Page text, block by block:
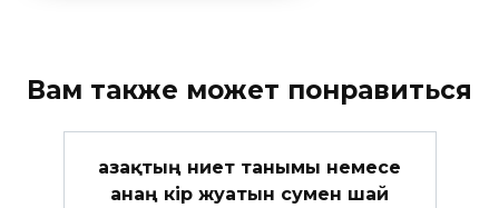
Вам также может понравиться
Қазақтың ниет танымы немесе
анаң кір жуатын сумен шай